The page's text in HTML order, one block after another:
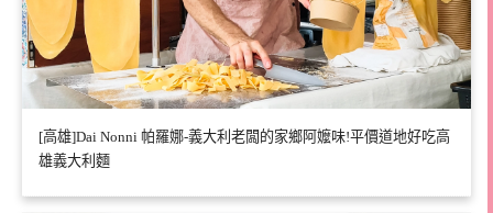
[高雄]Dai Nonni 帕羅娜-義大利老闆的家鄉阿嬤味!平價道地好吃高
雄義大利麵